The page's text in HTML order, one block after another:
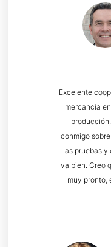
Excelente
mercancía
conmigo
las pruebas y
va bien. Creo
muy pronto,